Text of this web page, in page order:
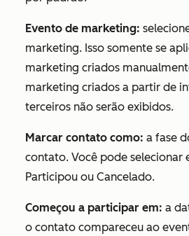
Evento de marketing:
marketing. Isso somente se
marketing criados
marketing criados a partir de
terceiros não serão exibidos.
Marcar contato como: a fase
contato. Você pode selecionar
Participou ou Cancelado.
Começou a participar em: a
o contato compareceu ao